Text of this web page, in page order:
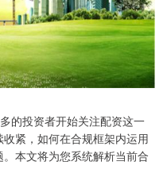
的投资者开始关注配资这一
紧，如何在合规框架内运用
本文将为您系统解析当前合